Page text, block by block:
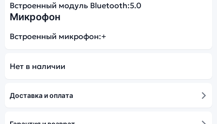
Встроенный модуль Bluetooth:5.0
Микрофон
Встроенный микрофон:+
Нет в наличии
Доставка и оплата